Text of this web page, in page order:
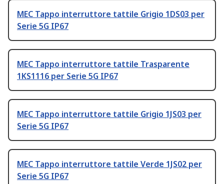
MEC Tappo interruttore tattile Grigio 1DS03 per
Serie 5G IP67
MEC Tappo interruttore tattile Trasparente
1KS1116 per Serie 5G IP67
MEC Tappo interruttore tattile Grigio 1JS03 per
Serie 5G IP67
MEC Tappo interruttore tattile Verde 1JS02 per
Serie 5G IP67